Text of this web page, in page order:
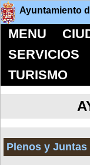
Ayuntamiento
MENU
SERVICIOS
TURISMO
Plenos y